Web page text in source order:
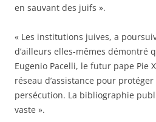
en sauvant des juifs ».
« Les institutions juives, a
d’ailleurs elles-mêmes démontré
Eugenio Pacelli, le futur pape Pie
réseau d’assistance pour
persécution. La bibliographie
vaste ».